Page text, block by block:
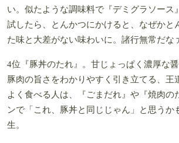
い。似たような調味料で『デミグラソース
試したら、とんかつにかけると、なぜかと
た味と大差がない味わいに。諸行無常だな
4位『豚丼のたれ』。甘じょっぱく濃厚な醤
豚肉の旨さをわかりやすく引き立てる、王
よく食べる人は、『ごまだれ』や『焼肉の
ンで「これ、豚丼と同じじゃん」と思うか
生。